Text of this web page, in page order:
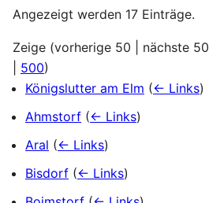
Angezeigt werden 17 Einträge.
Zeige (vorherige 50 nächste 50
500)
Königslutter am Elm (← Links)
Ahmstorf (← Links)
Aral (← Links)
Bisdorf (← Links)